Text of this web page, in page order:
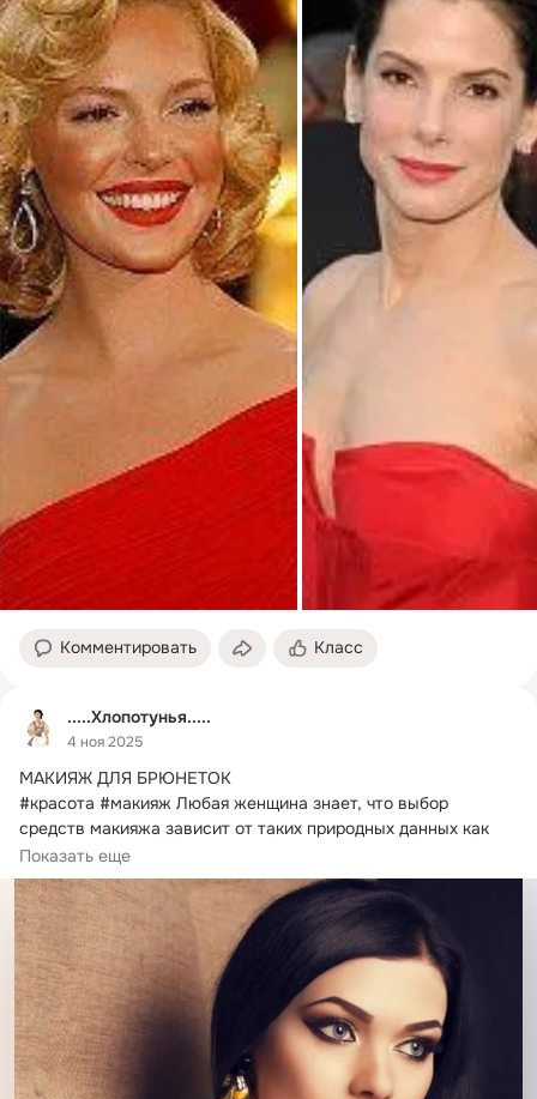
Комментировать Класс
.....Хлопотунья.....
4 ноя 2025
​​​МАКИЯЖ ДЛЯ БРЮНЕТОК
#красота #макияж Любая женщина знает, что выбор
средств макияжа зависит от таких природных данных как
цвет волос,...
Показать еще